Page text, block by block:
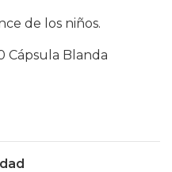
de los niños.
Cápsula Blanda